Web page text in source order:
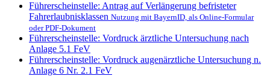
Führerscheinstelle: Antrag auf Verlängerung befristeter
Fahrerlaubnisklassen Nutzung mit BayernID, als Online-Formular
oder PDF-Dokument
Führerscheinstelle: Vordruck ärztliche Untersuchung nach
Anlage 5.1 FeV
Führerscheinstelle: Vordruck augenärztliche Untersuchung n.
Anlage 6 Nr. 2.1 FeV